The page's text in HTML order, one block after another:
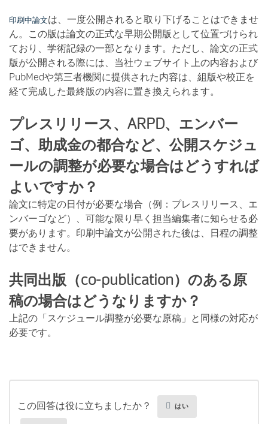
印刷中論文は、一度公開されると取り下げることはできませ
ん。この版は論文の正式な早期公開版として位置づけられ
ており、学術記録の一部となります。ただし、論文の正式
版が公開される際には、当社ウェブサイト上の内容および
PubMedや第三者機関に提供された内容は、組版や校正を
経て完成した最終版の内容に置き換えられます。
プレスリリース、ARPD、エンバー
ゴ、助成金の都合など、公開スケジュ
ールの調整が必要な場合はどうすれば
よいですか？
論文に特定の日付が必要な場合（例：プレスリリース、エ
ンバーゴなど）、可能な限り早く担当編集者に知らせる必
要があります。印刷中論文が公開された後は、日程の調整
はできません。
共同出版（co-publication）のある原
稿の場合はどうなりますか？
上記の「スケジュール調整が必要な原稿」と同様の対応が
必要です。
この回答は役に立ちましたか？ はい